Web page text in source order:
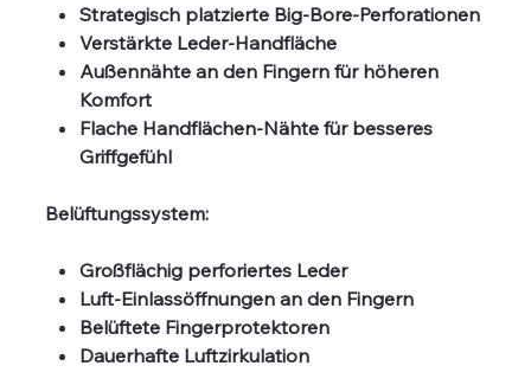
Strategisch platzierte Big-Bore-Perforationen
Verstärkte Leder-Handfläche
Außennähte an den Fingern für höheren
Komfort
Flache Handflächen-Nähte für besseres
Griffgefühl
Belüftungssystem:
Großflächig perforiertes Leder
Luft-Einlassöffnungen an den Fingern
Belüftete Fingerprotektoren
Dauerhafte Luftzirkulation